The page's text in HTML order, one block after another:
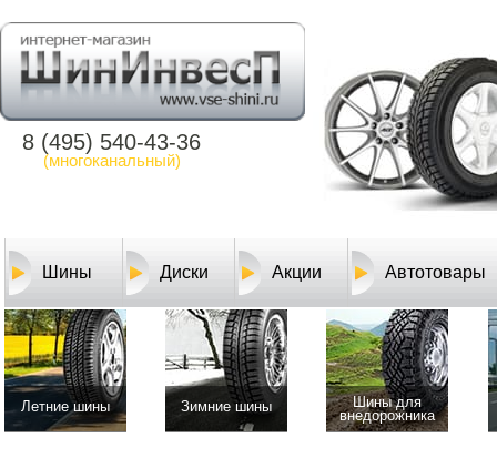
8 (495) 540-43-36
(многоканальный)
Шины Диски Акции Автотовары
Летние шины Зимние шины
Шины для
внедорожника